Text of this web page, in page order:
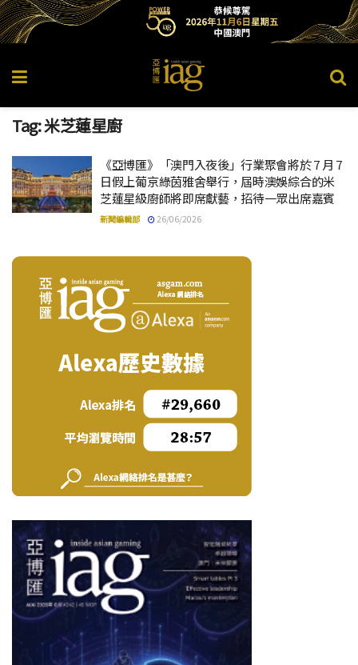
Tag:米芝蓮星廚
《亞博匯》「澳門入夜後」行業聚會將於 7 月 7
日假上葡京綠茵雅舍舉行，屆時澳娛綜合的米
芝蓮星級廚師將即席獻藝，招待一眾出席嘉賓
新聞編輯部 26/06/2026